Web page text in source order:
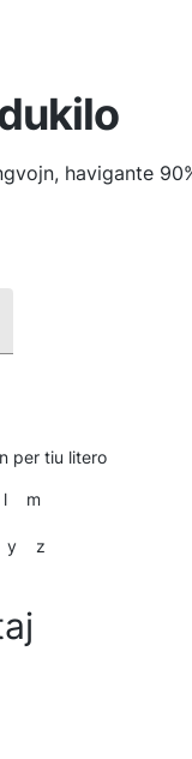
havigante
per tiu litero
l m
y z